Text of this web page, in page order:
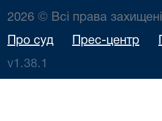
2026 © Всі права захищені
Про суд Прес-центр
v1.38.1